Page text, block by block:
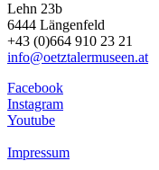
Lehn 23b
6444 Längenfeld
+43 (0)664 910 23 21
info@oetztalermuseen.at
Facebook
Instagram
Youtube
Impressum